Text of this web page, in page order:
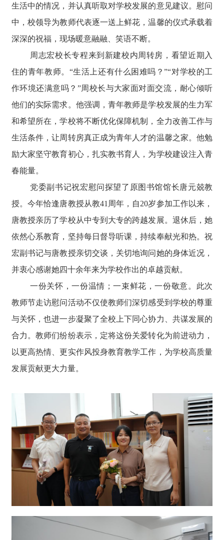
生活中的情况，并认真听取对学校发展的意见建议。慰问
中，校领导为教师代表逐一送上鲜花，温馨的仪式承载着
深深的祝福，现场暖意融融、笑语不断。
周志宏校长专程来到新建校内周转房，看望近期入
住的青年教师。“生活上还有什么困难吗？”“对学校的工
作环境还满意吗？”周校长与大家面对面交流，耐心倾听
他们的实际需求。他强调，青年教师是学校发展的生力军
和希望所在，学校将不断优化保障机制，全力改善工作与
生活条件，让周转房真正成为青年人才的温馨之家。他勉
励大家坚守教育初心，扎实教书育人，为学校建设注入青
春能量。
党委副书记祝宏慰问探望了原图书馆馆长唐元兢教
授。今年恰逢唐教授从教41周年，自20岁参加工作以来，
唐教授亲历了学校从中专到大专的跨越发展。退休后，她
依然心系教育，坚持每日督导听课，持续奉献光和热。祝
宏副书记与唐教授亲切交谈，关切地询问她的身体近况，
并衷心感谢她四十余年来为学校作出的卓越贡献。
一份关怀，一份温情；一束鲜花，一份敬意。此次
教师节走访慰问活动不仅使教师们深切感受到学校的尊重
与关怀，也进一步凝聚了全校上下同心协力、共谋发展的
合力。教师们纷纷表示，定将这份关爱转化为前进动力，
以更高热情、更实作风投身教育教学工作，为学校高质量
发展贡献更大力量。